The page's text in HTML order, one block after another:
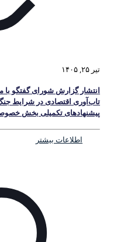
تیر ۲۵, ۱۴۰۵
انتشار گزارش شورای گفتگو
تاب‌آوری اقتصادی در شرایط
پیشنهادهای تکمیلی بخش
اطلاعات بیشتر